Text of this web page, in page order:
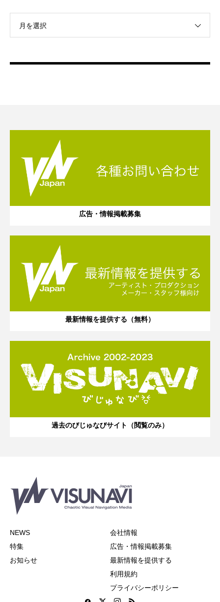
月を選択
広告・情報掲載募集
最新情報を提供する（無料）
過去のびじゅなびサイト（閲覧のみ）
NEWS
特集
お知らせ
会社情報
広告・情報掲載募集
最新情報を提供する
利用規約
プライバシーポリシー